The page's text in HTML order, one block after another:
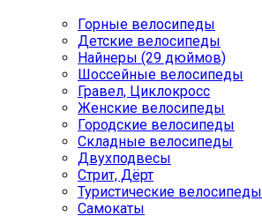
Горные велосипеды
Детские велосипеды
Найнеры (29 дюймов)
Шоссейные велосипеды
Гравел, Циклокросс
Женские велосипеды
Городcкие велосипеды
Складные велосипеды
Двухподвесы
Стрит, Дёрт
Туристические велосипеды
Самокаты